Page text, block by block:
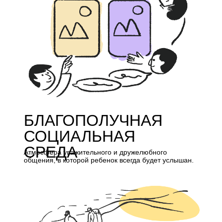
БЛАГОПОЛУЧНАЯ
СОЦИАЛЬНАЯ
СРЕДА
Атмосфера уважительного и дружелюбного
общения, в которой ребенок всегда будет услышан.
НАША ШКОЛА
УСЛУГИДЛЯ ВСЕХ
НАША ШКОЛА
ОБРАЗОВАТЕЛЬНЫЕ
УСЛУГИ